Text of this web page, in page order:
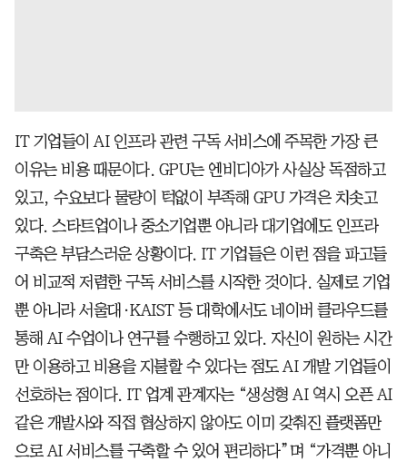
IT 기업들이 AI 인프라 관련 구독 서비스에 주목한 가장 큰
이유는 비용 때문이다. GPU는 엔비디아가 사실상 독점하고
있고, 수요보다 물량이 턱없이 부족해 GPU 가격은 치솟고
있다. 스타트업이나 중소기업뿐 아니라 대기업에도 인프라
구축은 부담스러운 상황이다. IT 기업들은 이런 점을 파고들
어 비교적 저렴한 구독 서비스를 시작한 것이다. 실제로 기업
뿐 아니라 서울대·KAIST 등 대학에서도 네이버 클라우드를
통해 AI 수업이나 연구를 수행하고 있다. 자신이 원하는 시간
만 이용하고 비용을 지불할 수 있다는 점도 AI 개발 기업들이
선호하는 점이다. IT 업계 관계자는 “생성형 AI 역시 오픈 AI
같은 개발사와 직접 협상하지 않아도 이미 갖춰진 플랫폼만
으로 AI 서비스를 구축할 수 있어 편리하다”며 “가격뿐 아니